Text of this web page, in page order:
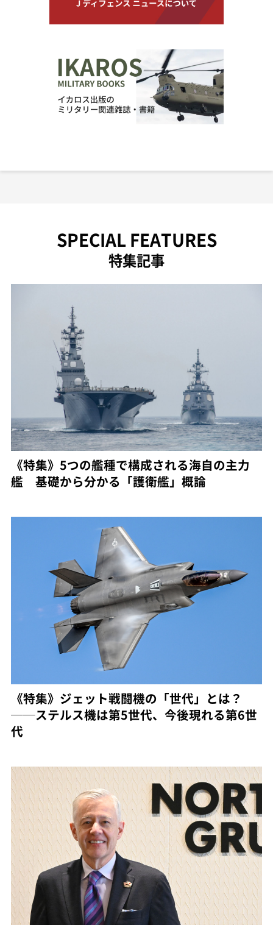
SPECIAL FEATURES
特集記事
《特集》5つの艦種で構成される海自の主力
艦 基礎から分かる「護衛艦」概論
《特集》ジェット戦闘機の「世代」とは？
──ステルス機は第5世代、今後現れる第6世
代